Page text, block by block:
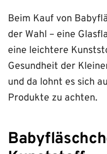
Beim Kauf von
der Wahl – eine
eine leichtere
Gesundheit der
und da lohnt es sich
Produkte zu achten.